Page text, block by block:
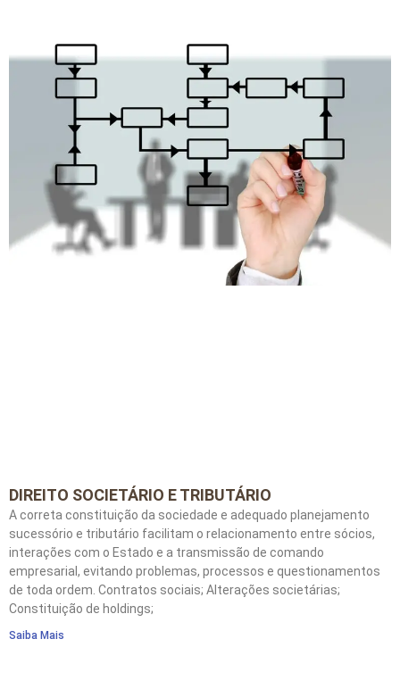
DIREITO SOCIETÁRIO E TRIBUTÁRIO
A correta constituição da sociedade e adequado planejamento
sucessório e tributário facilitam o relacionamento entre sócios,
interações com o Estado e a transmissão de comando
empresarial, evitando problemas, processos e questionamentos
de toda ordem. Contratos sociais; Alterações societárias;
Constituição de holdings;
Saiba Mais